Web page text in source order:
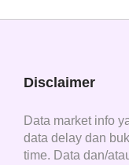
Disclaimer
Data market info
data delay dan
time. Data dan/